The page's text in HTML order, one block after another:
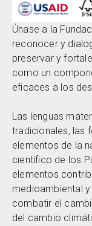
Únase a la
reconocer y
preservar y
como un
eficaces a los
Las lenguas
tradicionales, las
elementos de la
científico de los
elementos
medioambiental
combatir el
del cambio